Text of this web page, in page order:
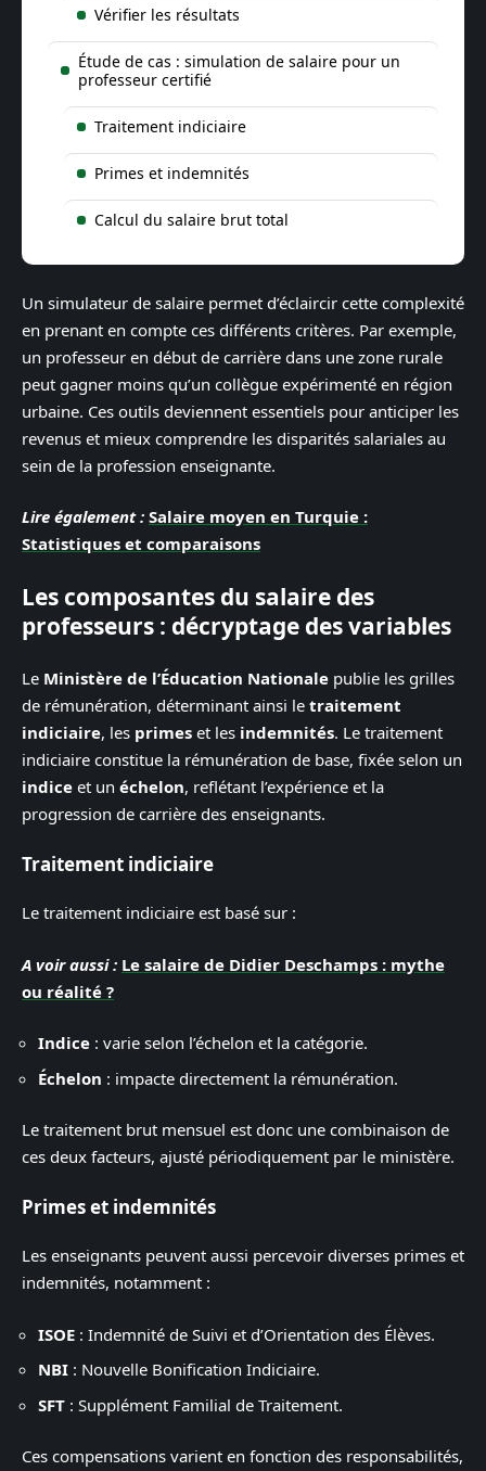
Vérifier les résultats
Étude de cas : simulation de salaire pour un
professeur certifié
Traitement indiciaire
Primes et indemnités
Calcul du salaire brut total
Un simulateur de salaire permet d’éclaircir cette complexité
en prenant en compte ces différents critères. Par exemple,
un professeur en début de carrière dans une zone rurale
peut gagner moins qu’un collègue expérimenté en région
urbaine. Ces outils deviennent essentiels pour anticiper les
revenus et mieux comprendre les disparités salariales au
sein de la profession enseignante.
Lire également : Salaire moyen en Turquie :
Statistiques et comparaisons
Les composantes du salaire des
professeurs : décryptage des variables
Le Ministère de l’Éducation Nationale publie les grilles
de rémunération, déterminant ainsi le traitement
indiciaire, les primes et les indemnités. Le traitement
indiciaire constitue la rémunération de base, fixée selon un
indice et un échelon, reflétant l’expérience et la
progression de carrière des enseignants.
Traitement indiciaire
Le traitement indiciaire est basé sur :
A voir aussi : Le salaire de Didier Deschamps : mythe
ou réalité ?
Indice : varie selon l’échelon et la catégorie.
Échelon : impacte directement la rémunération.
Le traitement brut mensuel est donc une combinaison de
ces deux facteurs, ajusté périodiquement par le ministère.
Primes et indemnités
Les enseignants peuvent aussi percevoir diverses primes et
indemnités, notamment :
ISOE : Indemnité de Suivi et d’Orientation des Élèves.
NBI : Nouvelle Bonification Indiciaire.
SFT : Supplément Familial de Traitement.
Ces compensations varient en fonction des responsabilités,